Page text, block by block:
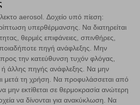
aerosol. Δοχείο υπό πίεση:
υπερθέρμανσης. Να διατηρείται
θερμές επιφάνειες, σπινθήρες,
πηγή ανάφλεξης. Μην
την κατεύθυνση τυχόν φλόγας,
άλλης πηγής ανάφλεξης. Να μην
μετά τη χρήση. Να προφυλάσσεται από
μην εκτίθεται σε θερμοκρασία ανώτερη
να δίνονται για ανακύκλωση. Να
ρυθμίσεων
Απόρριψη όλων
Αποδοχή όλων